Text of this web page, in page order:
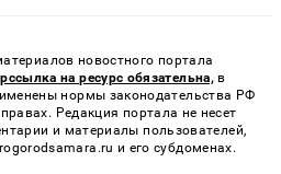
новостного портала
на ресурс обязательна, в
нормы законодательства РФ
Редакция портала не несет
и материалы пользователей,
и его субдоменах.